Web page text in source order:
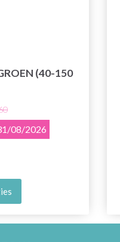
(40-150
08/2026